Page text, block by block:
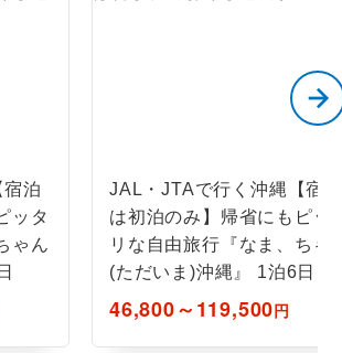
泊
ッタ
ゃん
JAL・JTAで行く沖縄【宿泊
は初泊のみ】帰省にもピッタ
リな自由旅行『なま、ちゃん
(ただいま)沖縄』 1泊6日
46,800～119,500円